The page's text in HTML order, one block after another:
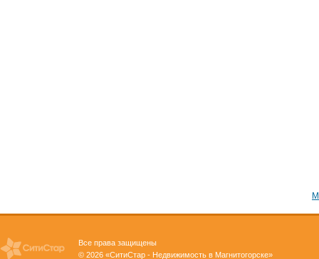
Все права защищены
© 2026 «СитиСтар - Недвижимость в Магнитогорске»